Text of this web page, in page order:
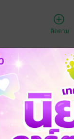
ติดตาม